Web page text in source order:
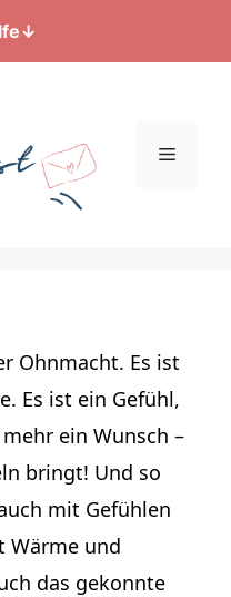
↓
Menü
Ohnmacht. Es ist
Es ist ein Gefühl,
ein Wunsch –
bringt! Und so
mit Gefühlen
Wärme und
das gekonnte